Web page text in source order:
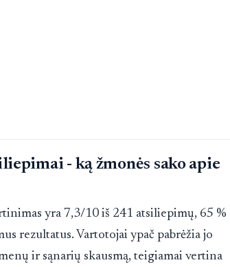
- ką žmonės sako apie
yra 7,3/10 iš 241 atsiliepimų, 65 %
rezultatus. Vartotojai ypač pabrėžia jo
ir sąnarių skausmą, teigiamai vertina